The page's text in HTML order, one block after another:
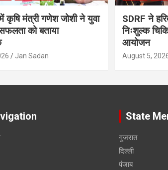
कृषि मंत्री गणेश जोशी ने युवा
को बताया
Jan Sadan
SDRF ने
निःशुल्क
आयोजन
August 5,
State
गुजरात
दिल्ली
पंजाब